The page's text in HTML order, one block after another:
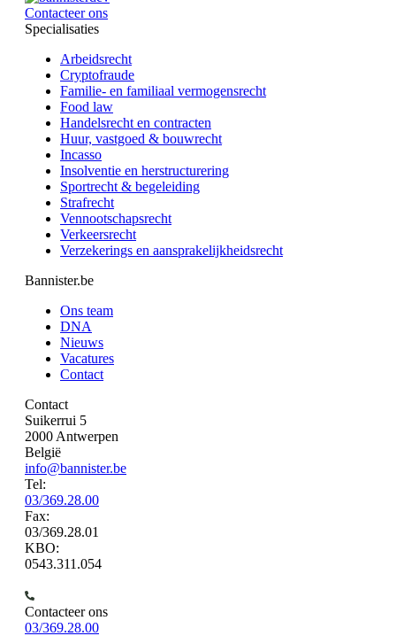
Contacteer ons
Specialisaties
Arbeidsrecht
Cryptofraude
Familie- en familiaal vermogensrecht
Food law
Handelsrecht en contracten
Huur, vastgoed & bouwrecht
Incasso
Insolventie en herstructurering
Sportrecht & begeleiding
Strafrecht
Vennootschapsrecht
Verkeersrecht
Verzekerings en aansprakelijkheidsrecht
Bannister.be
Ons team
DNA
Nieuws
Vacatures
Contact
Contact
Suikerrui 5
2000 Antwerpen
België
info@bannister.be
Tel:
03/369.28.00
Fax:
03/369.28.01
KBO:
0543.311.054
Contacteer ons
03/369.28.00